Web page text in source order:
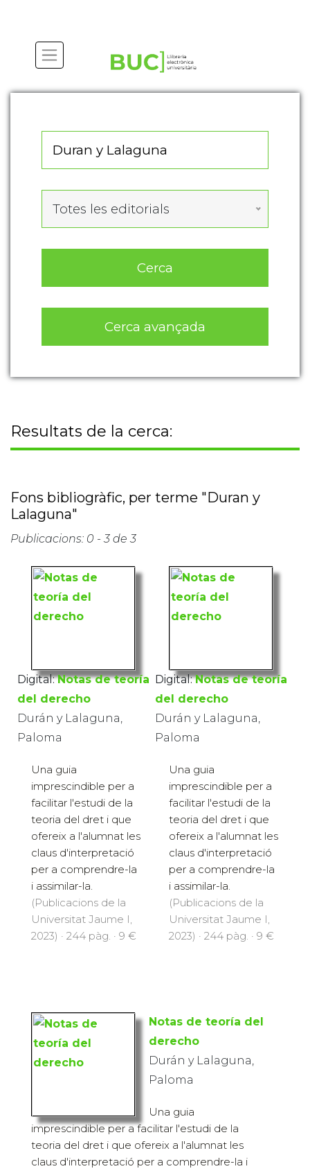
Totes les editorials
Cerca
Cerca avançada
Resultats de la cerca:
Fons bibliogràfic, per terme "Duran y
Lalaguna"
Publicacions: 0 - 3 de 3
Digital: Notas de teoría
del derecho
Durán y Lalaguna,
Paloma
Una guia
imprescindible per a
facilitar l'estudi de la
teoria del dret i que
ofereix a l'alumnat les
claus d'interpretació
per a comprendre-la
i assimilar-la.
(Publicacions de la
Universitat Jaume I,
2023) · 244 pàg. · 9 €
Digital: Notas de teoría
del derecho
Durán y Lalaguna,
Paloma
Una guia
imprescindible per a
facilitar l'estudi de la
teoria del dret i que
ofereix a l'alumnat les
claus d'interpretació
per a comprendre-la
i assimilar-la.
(Publicacions de la
Universitat Jaume I,
2023) · 244 pàg. · 9 €
Notas de teoría del
derecho
Durán y Lalaguna,
Paloma
Una guia
imprescindible per a facilitar l'estudi de la
teoria del dret i que ofereix a l'alumnat les
claus d'interpretació per a comprendre-la i